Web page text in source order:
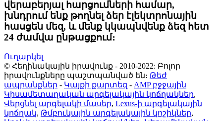
վերաբերյալ հարցումների համար,
խնդրում ենք թողնել ձեր էլեկտրոնային
հասցեն մեզ, և մենք կկապնվենք ձեզ հետ
24 ժամվա ընթացքում։
Ուղարկել
© Հեղինակային իրավունք - 2010-2022: Բոլոր
իրավունքները պաշտպանված են։ Թեժ
ապրանքներ - Կայքի քարտեզ - AMP բջջային
Կիսամետաղական արգելակային կոճղակներ,
Վերցնել արգելակի մասեր, Lexus-ի արգելակային
կոճղակ, Թմբուկային արգելակային կոշիկներ,